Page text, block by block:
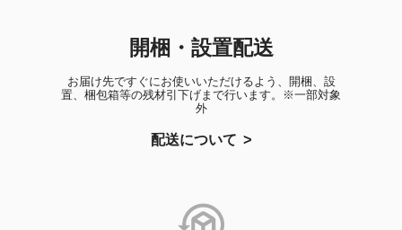
開梱・設置配送
お届け先ですぐにお使いいただけるよう、開梱、設
置、梱包箱等の残材引下げまで行います。※一部対象
外
配送について